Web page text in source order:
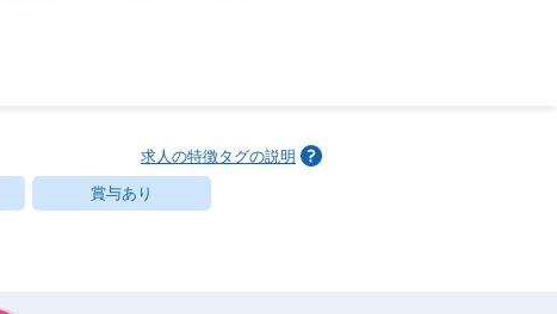
求人の特徴タグの説明
賞与あり